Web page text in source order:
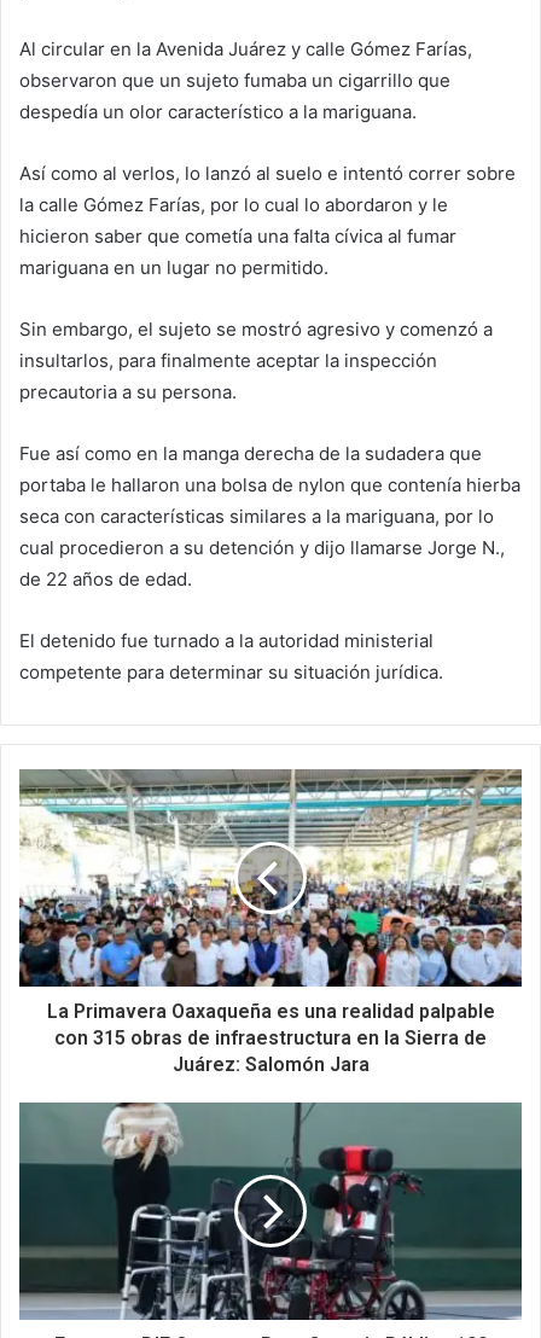
Al circular en la Avenida Juárez y calle Gómez Farías,
observaron que un sujeto fumaba un cigarrillo que
despedía un olor característico a la mariguana.
Así como al verlos, lo lanzó al suelo e intentó correr sobre
la calle Gómez Farías, por lo cual lo abordaron y le
hicieron saber que cometía una falta cívica al fumar
mariguana en un lugar no permitido.
Sin embargo, el sujeto se mostró agresivo y comenzó a
insultarlos, para finalmente aceptar la inspección
precautoria a su persona.
Fue así como en la manga derecha de la sudadera que
portaba le hallaron una bolsa de nylon que contenía hierba
seca con características similares a la mariguana, por lo
cual procedieron a su detención y dijo llamarse Jorge N.,
de 22 años de edad.
El detenido fue turnado a la autoridad ministerial
competente para determinar su situación jurídica.
La Primavera Oaxaqueña es una realidad palpable
con 315 obras de infraestructura en la Sierra de
Juárez: Salomón Jara